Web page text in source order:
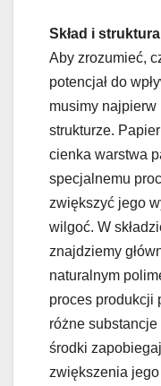
Skład i
Aby zrozumieć,
potencjał do
musimy najpierw
strukturze.
cienka warstwa
specjalnemu
zwiększyć jego
wilgoć. W
znajdziemy
naturalnym
proces produkcji
różne
środki
zwiększenia jego